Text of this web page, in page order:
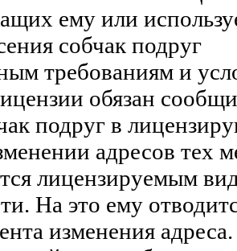
ему или
собчак подруг
требованиям и
обязан
подруг в
адресов тех
лицензируемым
На это ему
изменения адреса.